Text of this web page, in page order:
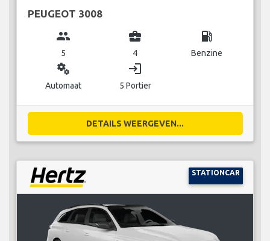
PEUGEOT 3008
group
5
business_center
4
local_gas_station
Benzine
miscellaneous_services
Automaat
login
5 Portier
DETAILS WEERGEVEN...
STATIONCAR